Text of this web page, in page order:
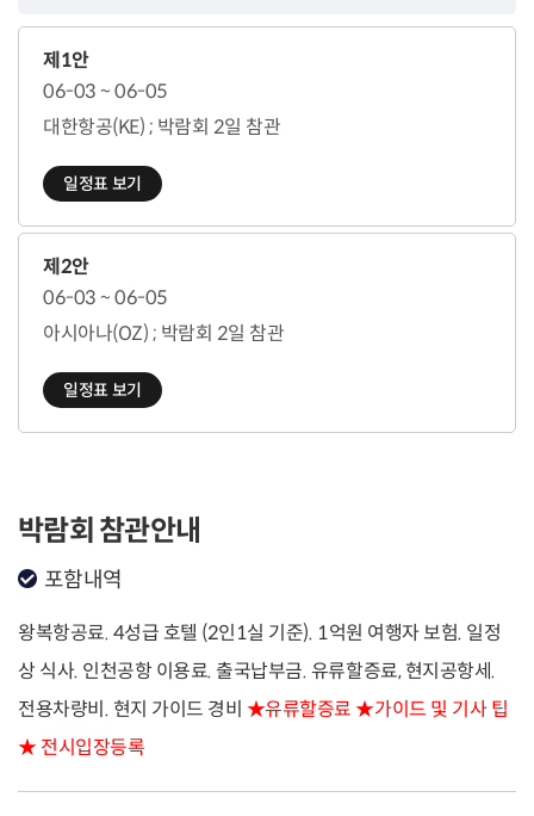
제1안
06-03 ~ 06-05
대한항공(KE) ; 박람회 2일 참관
일정표 보기
제2안
06-03 ~ 06-05
아시아나(OZ) ; 박람회 2일 참관
일정표 보기
박람회 참관안내
포함내역
왕복항공료. 4성급 호텔 (2인1실 기준). 1억원 여행자 보험. 일정
상 식사. 인천공항 이용료. 출국납부금. 유류할증료, 현지공항세.
전용차량비. 현지 가이드 경비 ★유류할증료 ★가이드 및 기사 팁
★ 전시입장등록